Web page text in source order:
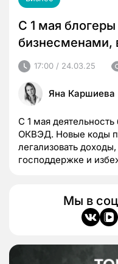
С 1 мая
бизнесменами,
17:00 / 24.03.25
Яна Каршиева
С 1 мая
ОКВЭД. Новые коды
легализовать
господдержке и
Мы в